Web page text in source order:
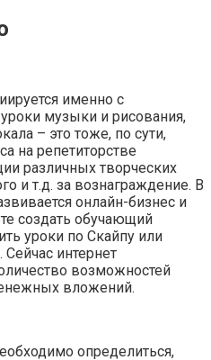
именно с
музыки и рисования,
– это тоже, по сути,
на репетиторстве
различных творческих
и т.д. за вознаграждение. В
онлайн-бизнес и
создать обучающий
уроки по Скайпу или
интернет
возможностей
вложений.
определиться,